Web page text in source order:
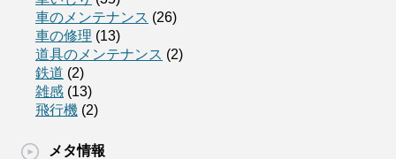
車のメンテナンス (26)
車の修理 (13)
道具のメンテナンス (2)
鉄道 (2)
雑感 (13)
飛行機 (2)
メタ情報